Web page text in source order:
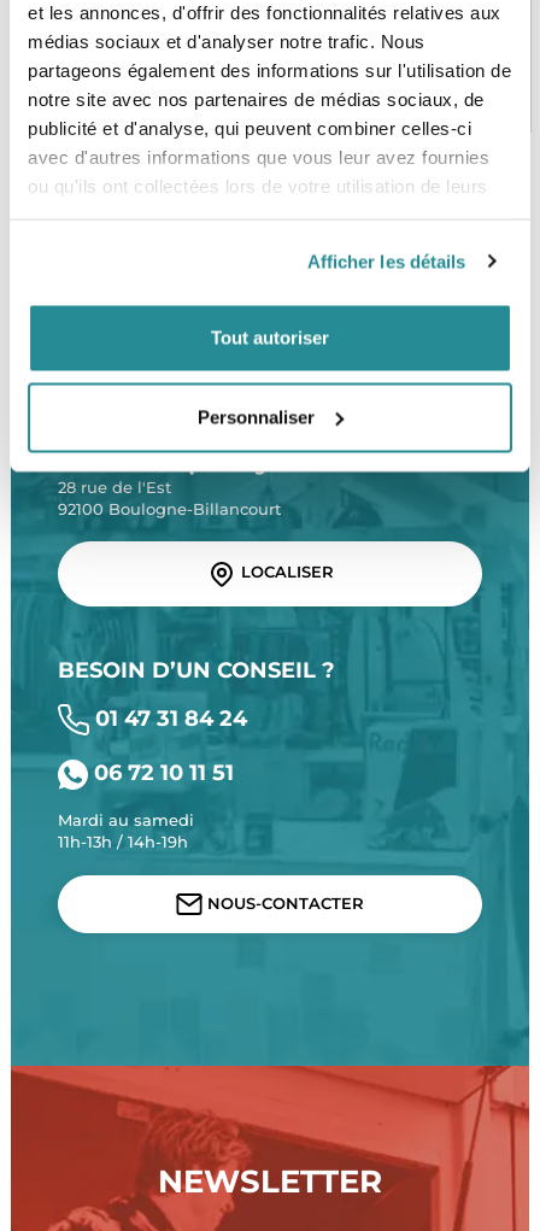
et les annonces, d'offrir des fonctionnalités relatives aux
médias sociaux et d'analyser notre trafic. Nous
partageons également des informations sur l'utilisation de
notre site avec nos partenaires de médias sociaux, de
publicité et d'analyse, qui peuvent combiner celles-ci
avec d'autres informations que vous leur avez fournies
ou qu'ils ont collectées lors de votre utilisation de leurs
Afficher les détails
Tout autoriser
Personnaliser
PAIEMENT SÉCURISÉ
CB, VISA, Mastercard, ALMA
STOCK EN TEMPS RÉEL
Plus de 5000 produits en stock
28 rue de l'Est
92100 Boulogne-Billancourt
LOCALISER
BESOIN D’UN CONSEIL ?
01 47 31 84 24
06 72 10 11 51
Mardi au samedi
11h-13h / 14h-19h
NOUS-CONTACTER
NEWSLETTER